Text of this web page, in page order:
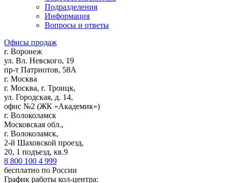
Подразделения
Информация
Вопросы и ответы
Офисы продаж
г. Воронеж
ул. Вл. Невского, 19
пр-т Патриотов, 58А
г. Москва
г. Москва, г. Троицк,
ул. Городская, д. 14,
офис №2 (ЖК «Академик»)
г. Волоколамск
Московская обл.,
г. Волоколамск,
2-й Шаховской проезд,
20, 1 подъезд, кв.9
8 800 100 4 999
бесплатно по России
График работы кол-центра: